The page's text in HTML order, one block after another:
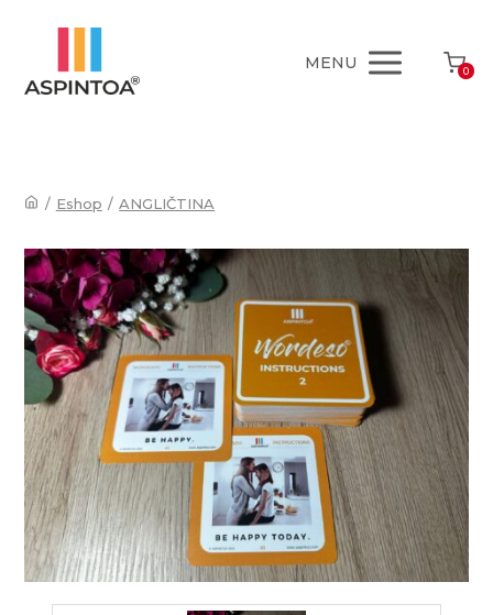
MENU 0
/ Eshop / ANGLIČTINA